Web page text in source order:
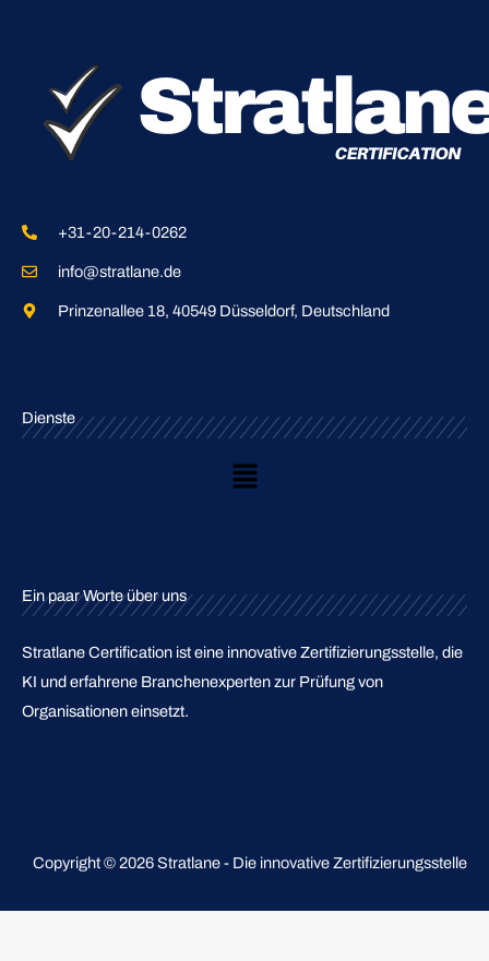
+31-20-214-0262
info@stratlane.de
Prinzenallee 18, 40549 Düsseldorf, Deutschland
Dienste
Main
Ein paar Worte über uns
Stratlane Certification ist eine innovative Zertifizierungsstelle, die
KI und erfahrene Branchenexperten zur Prüfung von
Organisationen einsetzt.
Copyright © 2026 Stratlane - Die innovative Zertifizierungsstelle